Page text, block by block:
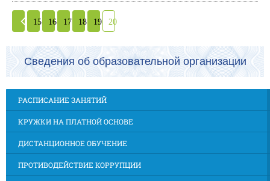
15 16 17 18 19 20
Сведения об образовательной организации
РАСПИСАНИЕ ЗАНЯТИЙ
КРУЖКИ НА ПЛАТНОЙ ОСНОВЕ
ДИСТАНЦИОННОЕ ОБУЧЕНИЕ
ПРОТИВОДЕЙСТВИЕ КОРРУПЦИИ